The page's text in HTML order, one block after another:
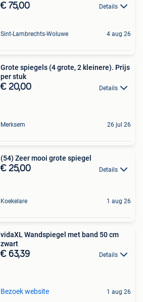
€ 75,00 Details
Sint-Lambrechts-Woluwe 4 aug 26
Grote spiegels (4 grote, 2 kleinere). Prijs
per stuk
€ 20,00 Details
Merksem 26 jul 26
(54) Zeer mooi grote spiegel
€ 25,00 Details
Koekelare 1 aug 26
vidaXL Wandspiegel met band 50 cm
zwart
€ 63,39 Details
Bezoek website 1 aug 26